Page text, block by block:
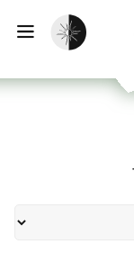
تفعيل الوضع المظلم